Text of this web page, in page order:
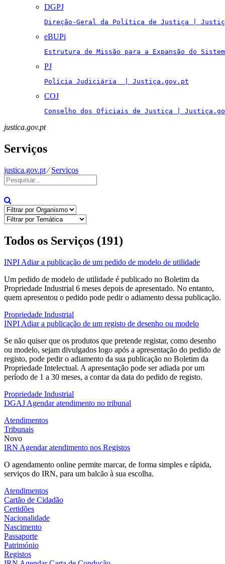
DGPJ
Direção-Geral da Política de Justiça |
eBUPi
Estrutura de Missão para a Expansão do
PJ
Polícia Judiciária  | Justiça.gov.pt
COJ
Conselho dos Oficiais de Justiça |
justica.gov.pt
Serviços
justica.gov.pt⁄Serviços
Todos os Serviços (191)
INPI Adiar a publicação de um pedido de modelo de utilidade
Um pedido de modelo de utilidade é publicado no Boletim da
Propriedade Industrial 6 meses depois de apresentado. No entanto,
quem apresentou o pedido pode pedir o adiamento dessa publicação.
Propriedade Industrial
INPI Adiar a publicação de um registo de desenho ou modelo
Se não quiser que os produtos que pretende registar, como desenho
ou modelo, sejam divulgados logo após a apresentação do pedido de
registo, pode pedir o adiamento da sua publicação no Boletim da
Propriedade Intelectual. A apresentação pode ser adiada por um
período de 1 a 30 meses, a contar da data do pedido de registo.
Propriedade Industrial
DGAJ Agendar atendimento no tribunal
Atendimentos
Tribunais
Novo
IRN Agendar atendimento nos Registos
O agendamento online permite marcar, de forma simples e rápida,
serviços do IRN, para um balcão à sua escolha.
Atendimentos
Cartão de Cidadão
Certidões
Nacionalidade
Nascimento
Passaporte
Património
Registos